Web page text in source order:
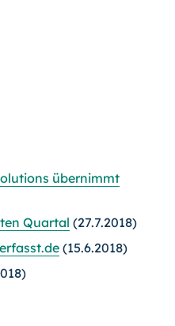
übernimmt
Quartal (27.7.2018)
(15.6.2018)